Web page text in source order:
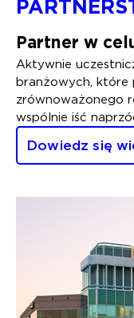
Partner w
Aktywnie
branżowych, które
zrównoważonego
wspólnie iść
Dowiedz się